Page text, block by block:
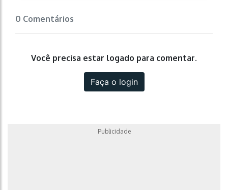
0 Comentários
Você precisa estar logado para comentar.
Faça o login
Publicidade